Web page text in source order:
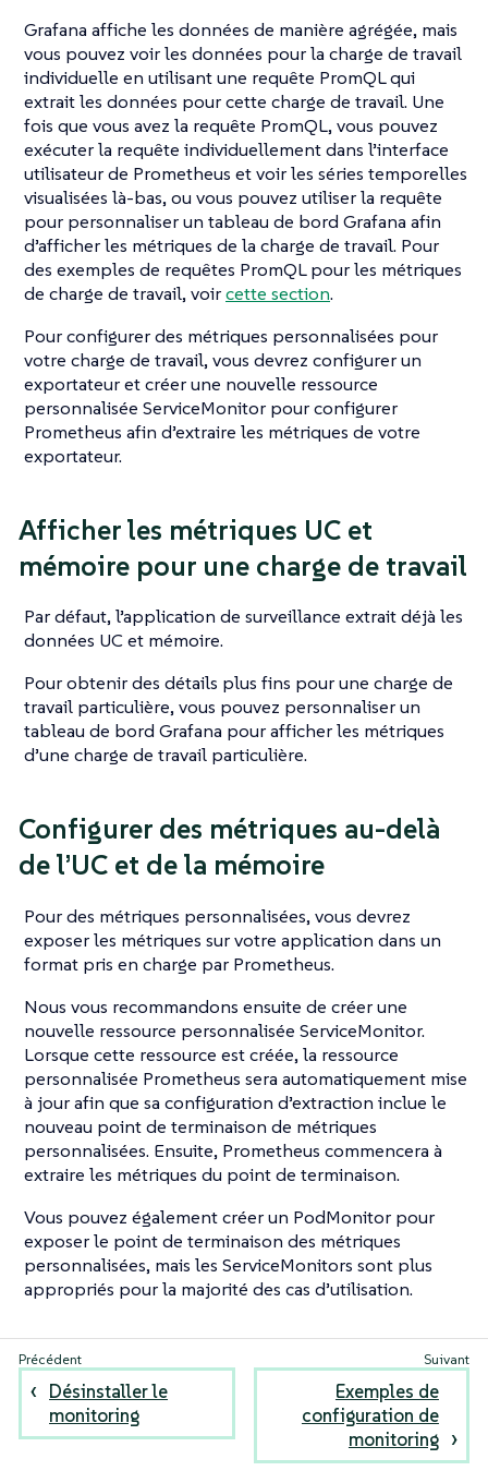
Grafana affiche les données de manière agrégée, mais
vous pouvez voir les données pour la charge de travail
individuelle en utilisant une requête PromQL qui
extrait les données pour cette charge de travail. Une
fois que vous avez la requête PromQL, vous pouvez
exécuter la requête individuellement dans l’interface
utilisateur de Prometheus et voir les séries temporelles
visualisées là-bas, ou vous pouvez utiliser la requête
pour personnaliser un tableau de bord Grafana afin
d’afficher les métriques de la charge de travail. Pour
des exemples de requêtes PromQL pour les métriques
de charge de travail, voircette section.
Pour configurer des métriques personnalisées pour
votre charge de travail, vous devrez configurer un
exportateur et créer une nouvelle ressource
personnalisée ServiceMonitor pour configurer
Prometheus afin d’extraire les métriques de votre
exportateur.
Afficher les métriques UC et
mémoire pour une charge de travail
Par défaut, l’application de surveillance extrait déjà les
données UC et mémoire.
Pour obtenir des détails plus fins pour une charge de
travail particulière, vous pouvez personnaliser un
tableau de bord Grafana pour afficher les métriques
d’une charge de travail particulière.
Configurer des métriques au-delà
de l’UC et de la mémoire
Pour des métriques personnalisées, vous devrez
exposer les métriques sur votre application dans un
format pris en charge par Prometheus.
Nous vous recommandons ensuite de créer une
nouvelle ressource personnalisée ServiceMonitor.
Lorsque cette ressource est créée, la ressource
personnalisée Prometheus sera automatiquement mise
à jour afin que sa configuration d’extraction inclue le
nouveau point de terminaison de métriques
personnalisées. Ensuite, Prometheus commencera à
extraire les métriques du point de terminaison.
Vous pouvez également créer un PodMonitor pour
exposer le point de terminaison des métriques
personnalisées, mais les ServiceMonitors sont plus
appropriés pour la majorité des cas d’utilisation.
Désinstaller le
monitoring
Exemples de
configuration de
monitoring